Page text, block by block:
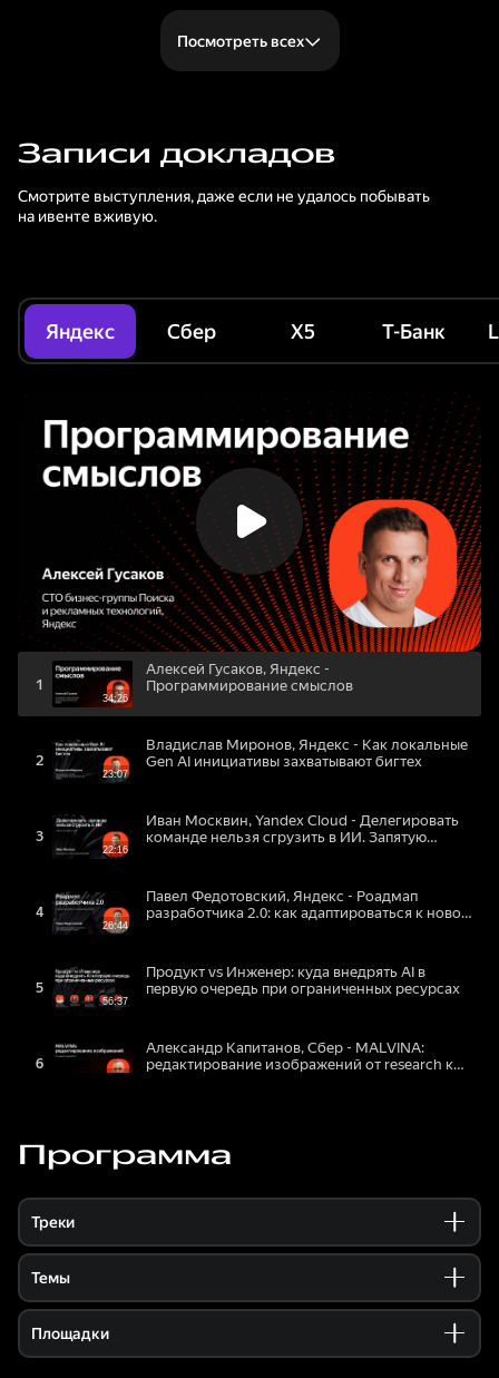
Посмотреть всех
Записи докладов
Смотрите выступления, даже если не удалось побывать
на ивенте вживую.
Яндекс Сбер X5 Т-Банк
Программа
Треки
Темы
Площадки